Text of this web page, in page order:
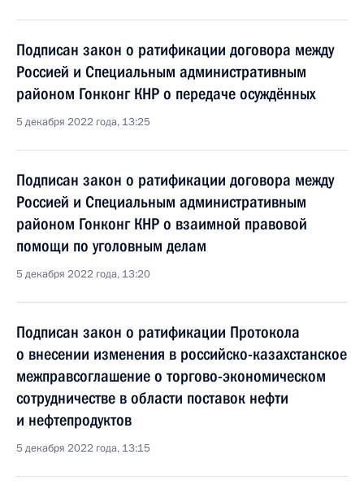
Подписан закон о ратификации договора между
Россией и Специальным административным
районом Гонконг КНР о передаче осуждённых
5 декабря 2022 года, 13:25
Подписан закон о ратификации договора между
Россией и Специальным административным
районом Гонконг КНР о взаимной правовой
помощи по уголовным делам
5 декабря 2022 года, 13:20
Подписан закон о ратификации Протокола
о внесении изменения в российско-казахстанское
межправсоглашение о торгово-экономическом
сотрудничестве в области поставок нефти
и нефтепродуктов
5 декабря 2022 года, 13:15